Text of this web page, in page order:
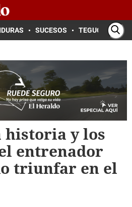
SUCESOS TEGUCIGALPA
historia y los
entrenador
triunfar en el